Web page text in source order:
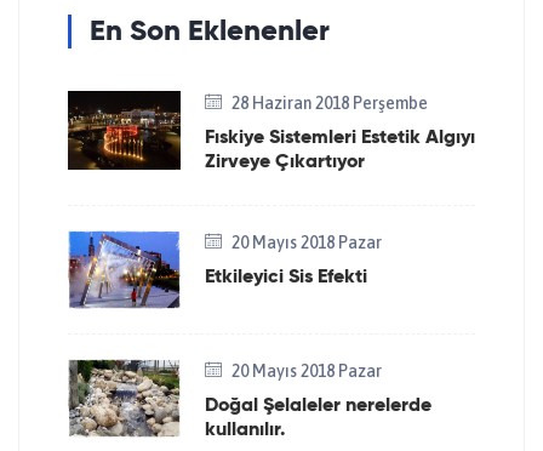
En Son Eklenenler
28 Haziran 2018 Perşembe
Fıskiye Sistemleri Estetik Algıyı
Zirveye Çıkartıyor
20 Mayıs 2018 Pazar
Etkileyici Sis Efekti
20 Mayıs 2018 Pazar
Doğal Şelaleler nerelerde
kullanılır.